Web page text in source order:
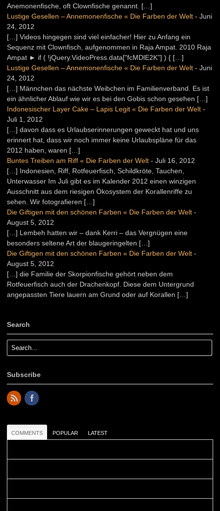
Anemonenfische, oft Clownfische genannt. […]
Lustige Gesellen – Annemonenfische « Die Farben der Welt - Juni
24, 2012
[…] Videos hingegen sind viel einfacher! Hier zu Anfang ein
Sequenz mit Clownfisch, aufgenommen in Raja Ampat. 2010 Raja
Ampat ► if ( !jQuery.VideoPress.data["fcMDlE2K"] ) { […]
Lustige Gesellen – Annemonenfische « Die Farben der Welt - Juni
24, 2012
[…] Männchen das nächste Weibchen im Familienverband. Es ist
ein ähnlicher Ablauf wie wir es bei den Gobis schon gesehen […]
Indonesischer Layer Cake – Lapis Legit « Die Farben der Welt -
Juli 1, 2012
[…] davon dass es Urlaubserinnerungen geweckt hat und uns
erinnert hat, dass wir noch immer keine Urlaubspläne für das
2012 haben, waren […]
Buntes Treiben am Riff « Die Farben der Welt - Juli 16, 2012
[…] Indonesien, Riff, Rotfeuerfisch, Schildkröte, Tauchen,
Unterwasser Im Juli gibt es im Kalender 2012 einen winzigen
Ausschnitt aus dem riesigen Ökosystem der Korallenriffe zu
sehen. Wir fotografieren […]
Die Giftigen mit den schönen Farben « Die Farben der Welt -
August 5, 2012
[…] Lembeh hatten wir – dank Kerri – das Vergnügen eine
besonders seltene Art der blaugeringelten […]
Die Giftigen mit den schönen Farben « Die Farben der Welt -
August 5, 2012
[…] die Familie der Skorpionfische gehört neben dem
Rotfeuerfisch auch der Drachenkopf. Diese dem Untergrund
angepassten Tiere lauern am Grund oder auf Korallen […]
Search
Subscribe
COMMENTS POPULAR LATEST